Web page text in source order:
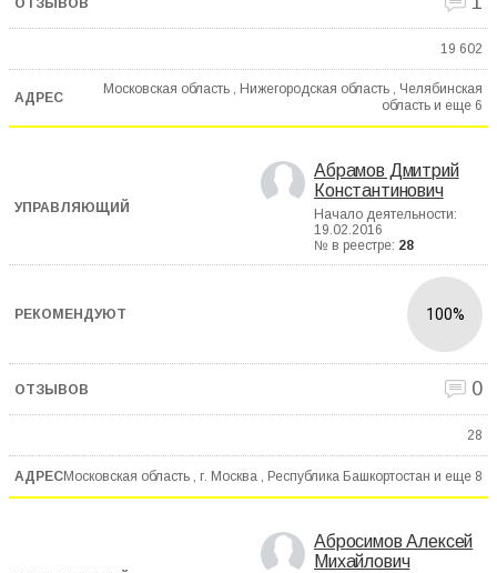
19 602
Московская область , Нижегородская область , Челябинская
область и еще 6
Абрамов Дмитрий
Константинович
Начало деятельности:
19.02.2016
№ в реестре: 28
100%
0
28
Московская область , г. Москва , Республика Башкортостан и еще 8
Абросимов Алексей
Михайлович